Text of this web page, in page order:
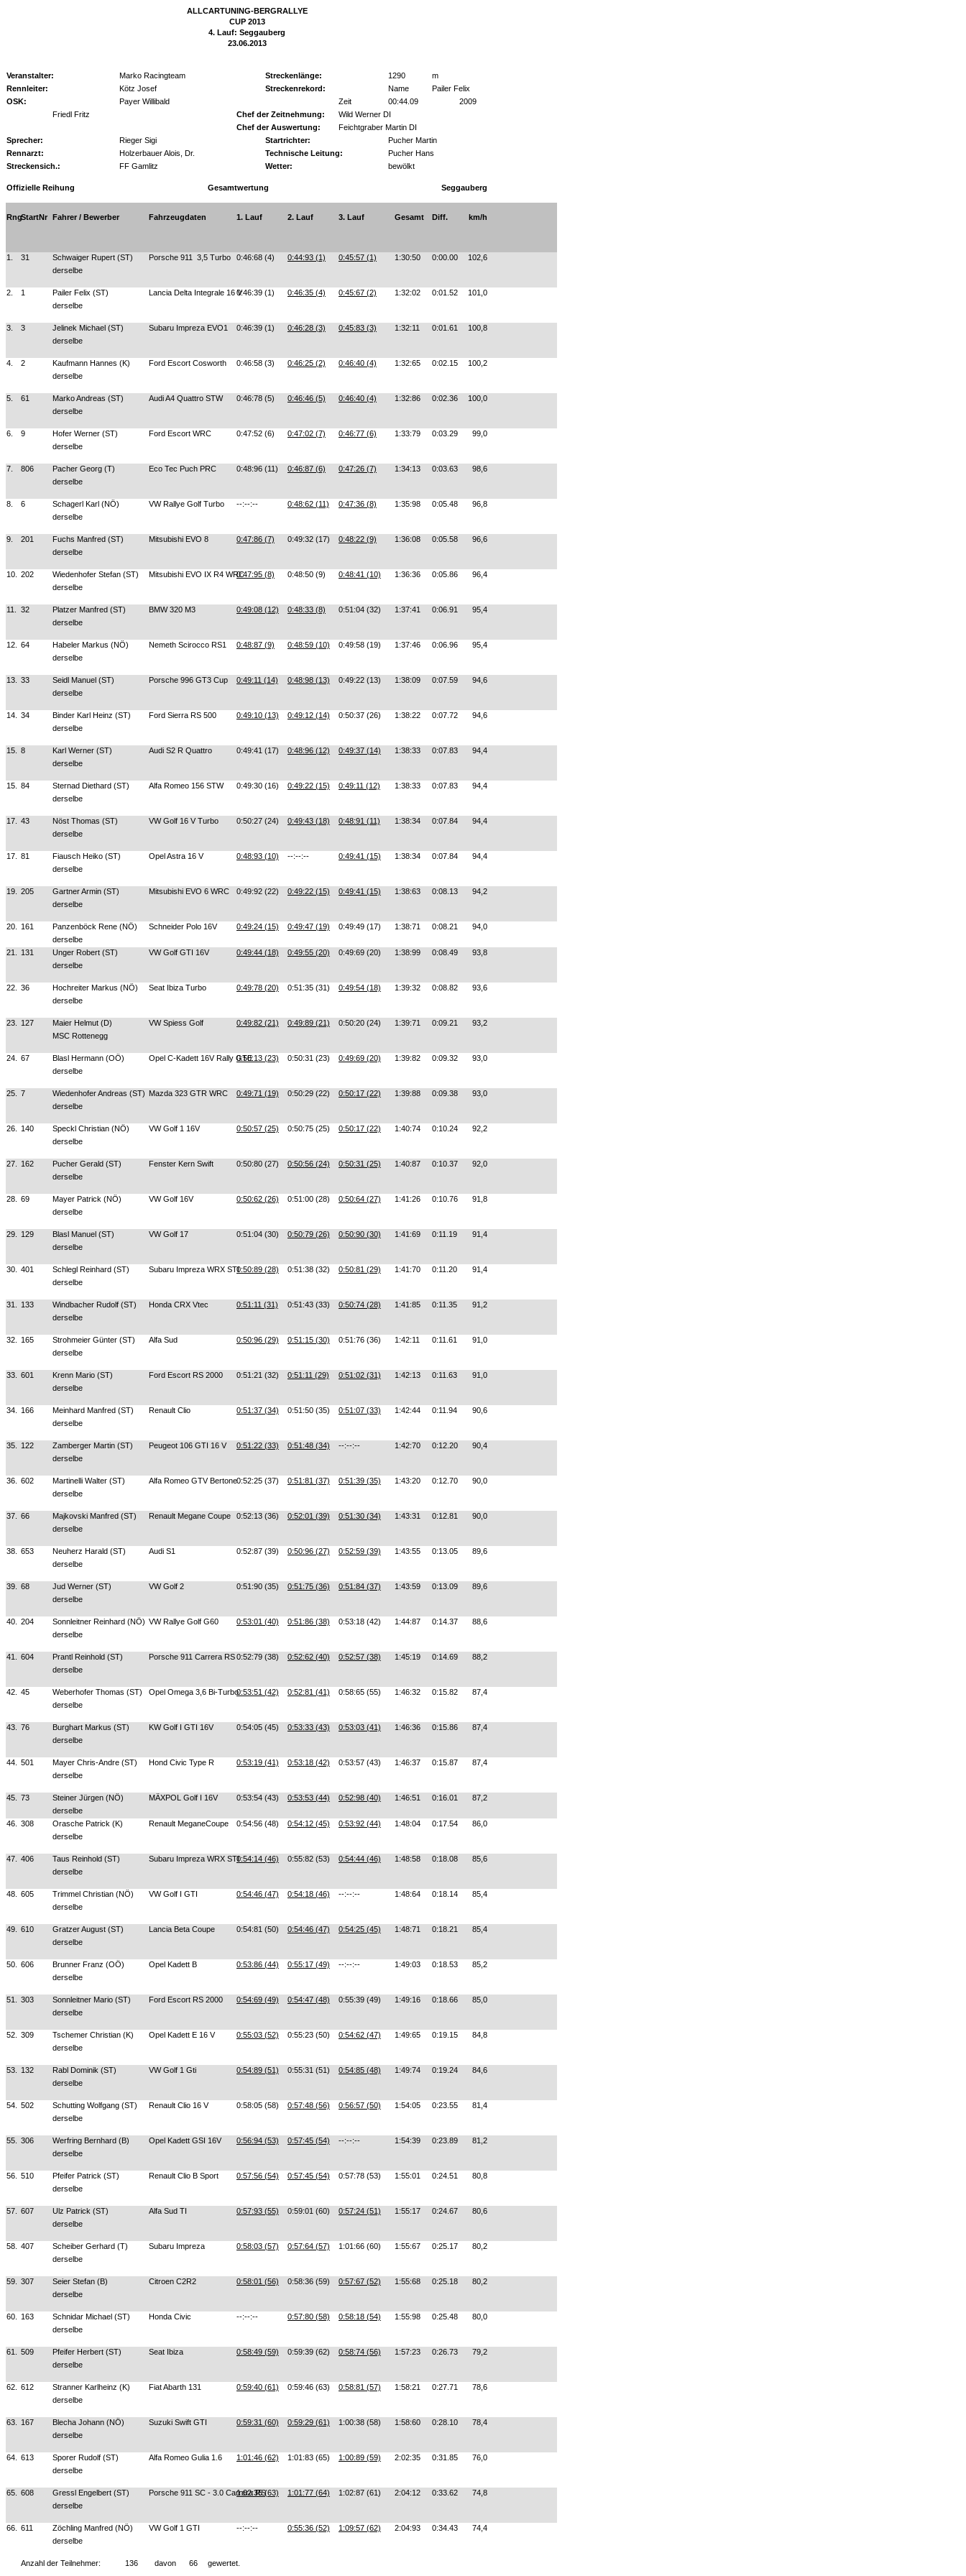
ALLCARTUNING-BERGRALLYE
CUP 2013
4. Lauf: Seggauberg
23.06.2013
Veranstalter: Marko Racingteam Streckenlänge: 1290
m
Rennleiter:
Kötz Josef Streckenrekord: Name
Pailer Felix
OSK:
Payer Willibald Zeit 00:44.09
2009
Friedl Fritz
Chef der Zeitnehmung:
Wild Werner DI
Chef der Auswertung:
Feichtgraber Martin DI
Sprecher:
Rieger Sigi Startrichter:
Pucher Martin
Rennarzt:
Holzerbauer Alois, Dr. Technische Leitung:
Pucher Hans
Streckensich.:
FF Gamlitz Wetter: bewölkt
Offizielle Reihung Gesamtwertung Seggauberg
RngStartNr Fahrer / Bewerber Fahrzeugdaten 1. Lauf 2. Lauf 3. Lauf Gesamt Diff. km/h
1. 31 Schwaiger Rupert (ST) Porsche 911 3,5 Turbo 0:46:68 (4) 0:44:93 (1) 0:45:57 (1) 1:30:50 0:00.00
102,6
derselbe
2. 1 Pailer Felix (ST) Lancia Delta Integrale 16 V0:46:39 (1) 0:46:35 (4) 0:45:67 (2) 1:32:02 0:01.52
101,0
derselbe
3. 3 Jelinek Michael (ST) Subaru Impreza EVO1 0:46:39 (1) 0:46:28 (3) 0:45:83 (3) 1:32:11 0:01.61
100,8
derselbe
4. 2 Kaufmann Hannes (K) Ford Escort Cosworth 0:46:58 (3) 0:46:25 (2) 0:46:40 (4) 1:32:65 0:02.15
100,2
derselbe
5. 61 Marko Andreas (ST) Audi A4 Quattro STW 0:46:78 (5) 0:46:46 (5) 0:46:40 (4) 1:32:86 0:02.36
100,0
derselbe
6. 9 Hofer Werner (ST) Ford Escort WRC 0:47:52 (6) 0:47:02 (7) 0:46:77 (6) 1:33:79 0:03.29
99,0
derselbe
7. 806 Pacher Georg (T) Eco Tec Puch PRC 0:48:96 (11) 0:46:87 (6) 0:47:26 (7) 1:34:13 0:03.63
98,6
derselbe
8. 6 Schagerl Karl (NÖ) VW Rallye Golf Turbo --:--:-- 0:48:62 (11) 0:47:36 (8) 1:35:98 0:05.48
96,8
derselbe
9. 201 Fuchs Manfred (ST) Mitsubishi EVO 8 0:47:86 (7) 0:49:32 (17) 0:48:22 (9) 1:36:08 0:05.58
96,6
derselbe
10. 202 Wiedenhofer Stefan (ST) Mitsubishi EVO IX R4 WRC0:47:95 (8) 0:48:50 (9) 0:48:41 (10) 1:36:36 0:05.86
96,4
derselbe
11. 32 Platzer Manfred (ST) BMW 320 M3 0:49:08 (12) 0:48:33 (8) 0:51:04 (32) 1:37:41 0:06.91
95,4
derselbe
12. 64 Habeler Markus (NÖ) Nemeth Scirocco RS1 0:48:87 (9) 0:48:59 (10) 0:49:58 (19) 1:37:46 0:06.96
95,4
derselbe
13. 33 Seidl Manuel (ST) Porsche 996 GT3 Cup 0:49:11 (14) 0:48:98 (13) 0:49:22 (13) 1:38:09 0:07.59
94,6
derselbe
14. 34 Binder Karl Heinz (ST) Ford Sierra RS 500 0:49:10 (13) 0:49:12 (14) 0:50:37 (26) 1:38:22 0:07.72
94,6
derselbe
15. 8 Karl Werner (ST) Audi S2 R Quattro 0:49:41 (17) 0:48:96 (12) 0:49:37 (14) 1:38:33 0:07.83
94,4
derselbe
15. 84 Sternad Diethard (ST) Alfa Romeo 156 STW 0:49:30 (16) 0:49:22 (15) 0:49:11 (12) 1:38:33 0:07.83
94,4
derselbe
17. 43 Nöst Thomas (ST) VW Golf 16 V Turbo 0:50:27 (24) 0:49:43 (18) 0:48:91 (11) 1:38:34 0:07.84
94,4
derselbe
17. 81 Fiausch Heiko (ST) Opel Astra 16 V 0:48:93 (10) --:--:-- 0:49:41 (15) 1:38:34 0:07.84
94,4
derselbe
19. 205 Gartner Armin (ST) Mitsubishi EVO 6 WRC 0:49:92 (22) 0:49:22 (15) 0:49:41 (15) 1:38:63 0:08.13
94,2
derselbe
20. 161 Panzenböck Rene (NÖ) Schneider Polo 16V 0:49:24 (15) 0:49:47 (19) 0:49:49 (17) 1:38:71 0:08.21
94,0
derselbe
21.
131 Unger Robert (ST) VW Golf GTI 16V 0:49:44 (18) 0:49:55 (20) 0:49:69 (20) 1:38:99 0:08.49
93,8
derselbe
22. 36 Hochreiter Markus (NÖ) Seat Ibiza Turbo 0:49:78 (20) 0:51:35 (31) 0:49:54 (18) 1:39:32 0:08.82
93,6
derselbe
23. 127 Maier Helmut (D) VW Spiess Golf 0:49:82 (21) 0:49:89 (21) 0:50:20 (24) 1:39:71 0:09.21
93,2
MSC Rottenegg
24. 67 Blasl Hermann (OÖ) Opel C-Kadett 16V Rally GTE0:50:13 (23) 0:50:31 (23) 0:49:69 (20) 1:39:82 0:09.32
93,0
derselbe
25. 7 Wiedenhofer Andreas (ST) Mazda 323 GTR WRC 0:49:71 (19) 0:50:29 (22) 0:50:17 (22) 1:39:88 0:09.38
93,0
derselbe
26. 140 Speckl Christian (NÖ) VW Golf 1 16V 0:50:57 (25) 0:50:75 (25) 0:50:17 (22) 1:40:74 0:10.24
92,2
derselbe
27. 162 Pucher Gerald (ST) Fenster Kern Swift 0:50:80 (27) 0:50:56 (24) 0:50:31 (25) 1:40:87 0:10.37
92,0
derselbe
28. 69 Mayer Patrick (NÖ) VW Golf 16V 0:50:62 (26) 0:51:00 (28) 0:50:64 (27) 1:41:26 0:10.76
91,8
derselbe
29. 129 Blasl Manuel (ST) VW Golf 17 0:51:04 (30) 0:50:79 (26) 0:50:90 (30) 1:41:69 0:11.19
91,4
derselbe
30. 401 Schlegl Reinhard (ST) Subaru Impreza WRX STI0:50:89 (28) 0:51:38 (32) 0:50:81 (29) 1:41:70 0:11.20
91,4
derselbe
31. 133 Windbacher Rudolf (ST) Honda CRX Vtec 0:51:11 (31) 0:51:43 (33) 0:50:74 (28) 1:41:85 0:11.35
91,2
derselbe
32. 165 Strohmeier Günter (ST) Alfa Sud 0:50:96 (29) 0:51:15 (30) 0:51:76 (36) 1:42:11 0:11.61
91,0
derselbe
33. 601 Krenn Mario (ST) Ford Escort RS 2000 0:51:21 (32) 0:51:11 (29) 0:51:02 (31) 1:42:13 0:11.63
91,0
derselbe
34. 166 Meinhard Manfred (ST) Renault Clio 0:51:37 (34) 0:51:50 (35) 0:51:07 (33) 1:42:44 0:11.94
90,6
derselbe
35. 122 Zamberger Martin (ST) Peugeot 106 GTI 16 V 0:51:22 (33) 0:51:48 (34) --:--:-- 1:42:70 0:12.20
90,4
derselbe
36. 602 Martinelli Walter (ST) Alfa Romeo GTV Bertone0:52:25 (37) 0:51:81 (37) 0:51:39 (35) 1:43:20 0:12.70
90,0
derselbe
37. 66 Majkovski Manfred (ST) Renault Megane Coupe 0:52:13 (36) 0:52:01 (39) 0:51:30 (34) 1:43:31 0:12.81
90,0
derselbe
38. 653 Neuherz Harald (ST) Audi S1 0:52:87 (39) 0:50:96 (27) 0:52:59 (39) 1:43:55 0:13.05
89,6
derselbe
39. 68 Jud Werner (ST) VW Golf 2 0:51:90 (35) 0:51:75 (36) 0:51:84 (37) 1:43:59 0:13.09
89,6
derselbe
40. 204 Sonnleitner Reinhard (NÖ) VW Rallye Golf G60 0:53:01 (40) 0:51:86 (38) 0:53:18 (42) 1:44:87 0:14.37
88,6
derselbe
41. 604 Prantl Reinhold (ST) Porsche 911 Carrera RS0:52:79 (38) 0:52:62 (40) 0:52:57 (38) 1:45:19 0:14.69
88,2
derselbe
42. 45 Weberhofer Thomas (ST) Opel Omega 3,6 Bi-Turbo0:53:51 (42) 0:52:81 (41) 0:58:65 (55) 1:46:32 0:15.82
87,4
derselbe
43. 76 Burghart Markus (ST) KW Golf I GTI 16V 0:54:05 (45) 0:53:33 (43) 0:53:03 (41) 1:46:36 0:15.86
87,4
derselbe
44. 501 Mayer Chris-Andre (ST) Hond Civic Type R 0:53:19 (41) 0:53:18 (42) 0:53:57 (43) 1:46:37 0:15.87
87,4
derselbe
45. 73 Steiner Jürgen (NÖ) MÄXPOL Golf I 16V 0:53:54 (43) 0:53:53 (44) 0:52:98 (40) 1:46:51 0:16.01
87,2
derselbe
46.
308 Orasche Patrick (K) Renault MeganeCoupe 0:54:56 (48) 0:54:12 (45) 0:53:92 (44) 1:48:04 0:17.54
86,0
derselbe
47. 406 Taus Reinhold (ST) Subaru Impreza WRX STI0:54:14 (46) 0:55:82 (53) 0:54:44 (46) 1:48:58 0:18.08
85,6
derselbe
48. 605 Trimmel Christian (NÖ) VW Golf I GTI 0:54:46 (47) 0:54:18 (46) --:--:-- 1:48:64 0:18.14
85,4
derselbe
49. 610 Gratzer August (ST) Lancia Beta Coupe 0:54:81 (50) 0:54:46 (47) 0:54:25 (45) 1:48:71 0:18.21
85,4
derselbe
50. 606 Brunner Franz (OÖ) Opel Kadett B 0:53:86 (44) 0:55:17 (49) --:--:-- 1:49:03 0:18.53
85,2
derselbe
51. 303 Sonnleitner Mario (ST) Ford Escort RS 2000 0:54:69 (49) 0:54:47 (48) 0:55:39 (49) 1:49:16 0:18.66
85,0
derselbe
52. 309 Tschemer Christian (K) Opel Kadett E 16 V 0:55:03 (52) 0:55:23 (50) 0:54:62 (47) 1:49:65 0:19.15
84,8
derselbe
53. 132 Rabl Dominik (ST) VW Golf 1 Gti 0:54:89 (51) 0:55:31 (51) 0:54:85 (48) 1:49:74 0:19.24
84,6
derselbe
54. 502 Schutting Wolfgang (ST) Renault Clio 16 V 0:58:05 (58) 0:57:48 (56) 0:56:57 (50) 1:54:05 0:23.55
81,4
derselbe
55. 306 Werfring Bernhard (B) Opel Kadett GSI 16V 0:56:94 (53) 0:57:45 (54) --:--:-- 1:54:39 0:23.89
81,2
derselbe
56. 510 Pfeifer Patrick (ST) Renault Clio B Sport 0:57:56 (54) 0:57:45 (54) 0:57:78 (53) 1:55:01 0:24.51
80,8
derselbe
57. 607 Ulz Patrick (ST) Alfa Sud TI 0:57:93 (55) 0:59:01 (60) 0:57:24 (51) 1:55:17 0:24.67
80,6
derselbe
58. 407 Scheiber Gerhard (T) Subaru Impreza 0:58:03 (57) 0:57:64 (57) 1:01:66 (60) 1:55:67 0:25.17
80,2
derselbe
59. 307 Seier Stefan (B) Citroen C2R2 0:58:01 (56) 0:58:36 (59) 0:57:67 (52) 1:55:68 0:25.18
80,2
derselbe
60. 163 Schnidar Michael (ST) Honda Civic --:--:-- 0:57:80 (58) 0:58:18 (54) 1:55:98 0:25.48
80,0
derselbe
61. 509 Pfeifer Herbert (ST) Seat Ibiza 0:58:49 (59) 0:59:39 (62) 0:58:74 (56) 1:57:23 0:26.73
79,2
derselbe
62. 612 Stranner Karlheinz (K) Fiat Abarth 131 0:59:40 (61) 0:59:46 (63) 0:58:81 (57) 1:58:21 0:27.71
78,6
derselbe
63. 167 Blecha Johann (NÖ) Suzuki Swift GTI 0:59:31 (60) 0:59:29 (61) 1:00:38 (58) 1:58:60 0:28.10
78,4
derselbe
64. 613 Sporer Rudolf (ST) Alfa Romeo Gulia 1.6 1:01:46 (62) 1:01:83 (65) 1:00:89 (59) 2:02:35 0:31.85
76,0
derselbe
65. 608 Gressl Engelbert (ST) Porsche 911 SC - 3.0 Carrera RS
1:02:35 (63) 1:01:77 (64) 1:02:87 (61) 2:04:12 0:33.62
74,8
derselbe
66. 611 Zöchling Manfred (NÖ) VW Golf 1 GTI --:--:-- 0:55:36 (52) 1:09:57 (62) 2:04:93 0:34.43
74,4
derselbe
Anzahl der Teilnehmer: 136 davon 66 gewertet.